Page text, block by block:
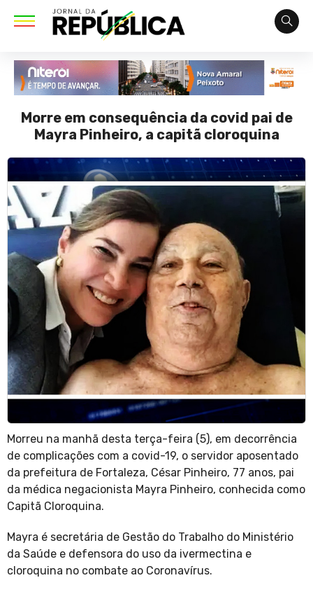
Morre em consequência da covid pai de
Mayra Pinheiro, a capitã cloroquina
Morreu na manhã desta terça-feira (5), em decorrência
de complicações com a covid-19, o servidor aposentado
da prefeitura de Fortaleza, César Pinheiro, 77 anos, pai
da médica negacionista Mayra Pinheiro, conhecida como
Capitã Cloroquina.
Mayra é secretária de Gestão do Trabalho do Ministério
da Saúde e defensora do uso da ivermectina e
cloroquina no combate ao Coronavírus.